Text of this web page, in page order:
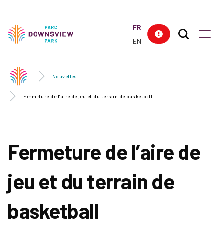
content
Downsview Park
FR
EN
Search
Nouvelles
Fermeture de l’aire de jeu et du terrain de basketball
Fermeture de l’aire de
jeu et du terrain de
basketball